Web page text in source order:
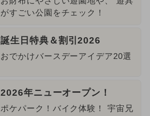
がすごい公園をチェック！
誕生日特典＆割引2026
おでかけバースデーアイデア20選
2026年ニューオープン！
ポケパーク！バイク体験！ 宇宙兄